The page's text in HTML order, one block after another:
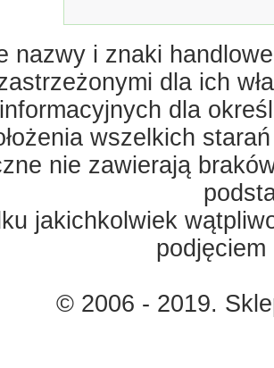
nazwy i znaki
dla ich
informacyjnych dla
wszelkich
nie zawierają
jakichkolwiek
© 2006 - 2019.